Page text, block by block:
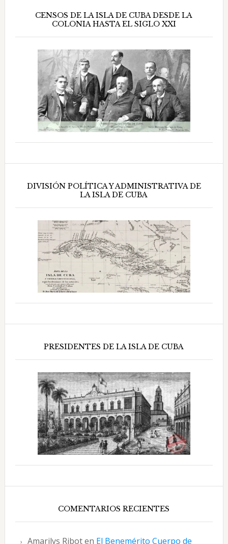
CENSOS DE LA ISLA DE CUBA DESDE LA
COLONIA HASTA EL SIGLO XXI
DIVISIÓN POLÍTICA Y ADMINISTRATIVA DE
LA ISLA DE CUBA
PRESIDENTES DE LA ISLA DE CUBA
COMENTARIOS RECIENTES
Amarilys Riboten El Benemérito Cuerpo de